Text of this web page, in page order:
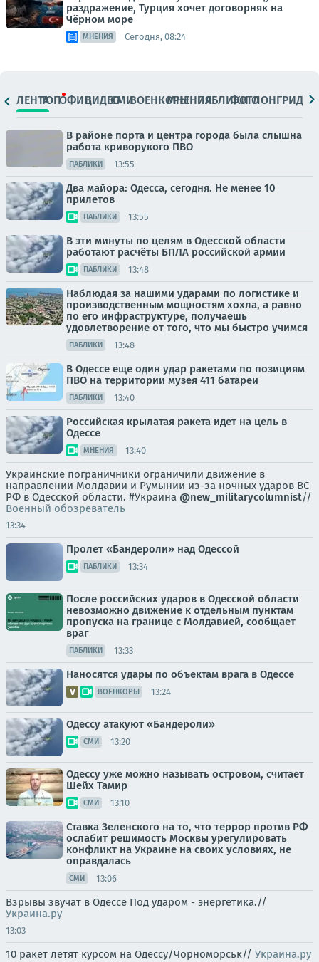
раздражение, Турция хочет договорняк на
Чёрном море
МНЕНИЯ Сегодня, 08:24
ЛЕНТАТОПОФИЦ.ВИДЕОСМИВОЕНКОРЫМНЕНИЯПАБЛИКИ
ФОТОЛОНГРИДЫ
В районе порта и центра города была слышна
работа криворукого ПВО
ПАБЛИКИ 13:55
Два майора: Одесса, сегодня. Не менее 10
прилетов
ПАБЛИКИ 13:55
В эти минуты по целям в Одесской области
работают расчёты БПЛА российской армии
ПАБЛИКИ 13:48
Наблюдая за нашими ударами по логистике и
производственным мощностям хохла, а равно
по его инфраструктуре, получаешь
удовлетворение от того, что мы быстро учимся
ПАБЛИКИ 13:48
В Одессе еще один удар ракетами по позициям
ПВО на территории музея 411 батареи
ПАБЛИКИ 13:40
Российская крылатая ракета идет на цель в
Одессе
МНЕНИЯ 13:40
Украинские пограничники ограничили движение в
направлении Молдавии и Румынии из-за ночных ударов ВС
РФ в Одесской области. #Украина @new_militarycolumnist//
Военный обозреватель
13:34
Пролет «Бандероли» над Одессой
ПАБЛИКИ 13:34
После российских ударов в Одесской области
невозможно движение к отдельным пунктам
пропуска на границе с Молдавией, сообщает
враг
ПАБЛИКИ 13:33
Наносятся удары по объектам врага в Одессе
ВОЕНКОРЫ 13:24
Одессу атакуют «Бандероли»
СМИ 13:20
Одессу уже можно называть островом, считает
Шейх Тамир
СМИ 13:10
Ставка Зеленского на то, что террор против РФ
ослабит решимость Москвы урегулировать
конфликт на Украине на своих условиях, не
оправдалась
СМИ 13:06
Взрывы звучат в Одессе Под ударом - энергетика.//
Украина.ру
13:03
10 ракет летят курсом на Одессу/Чорноморськ// Украина.ру